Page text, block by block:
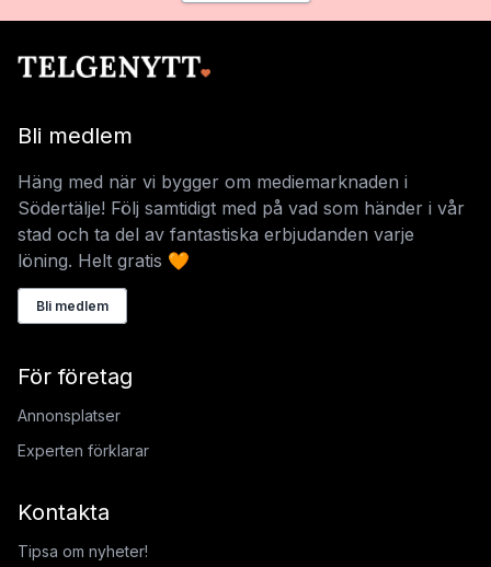
Bli medlem
Häng med när vi bygger om mediemarknaden i
Södertälje! Följ samtidigt med på vad som händer i vår
stad och ta del av fantastiska erbjudanden varje
löning. Helt gratis 🧡
Bli medlem
För företag
Annonsplatser
Experten förklarar
Kontakta
Tipsa om nyheter!